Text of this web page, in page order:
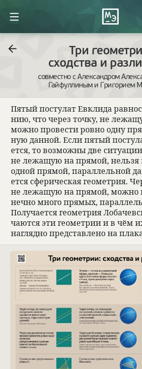
Три
сходства и
совместно с Александром
Гайфуллиным и Григорием
Пятый посту­лат Евклида
нию, что через точку, не
можно про­ве­сти ровно одну
ную дан­ной. Если пятый
ется, то возможны две
не лежащую на прямой, нельзя
одной прямой, парал­лель­ной
ется сфе­ри­че­ская геомет­рия.
не лежащую на прямой, можно
нечно много прямых,
Полу­ча­ется геомет­рия
чаются эти геомет­рии и в чём
наглядно пред­став­лено на